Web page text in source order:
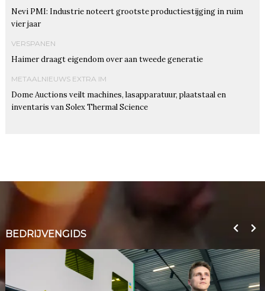
Nevi PMI: Industrie noteert grootste productiestijging in ruim
vier jaar
VERSPANEN
Haimer draagt eigendom over aan tweede generatie
METAALNIEUWS EXTRA IM
Dome Auctions veilt machines, lasapparatuur, plaatstaal en
inventaris van Solex Thermal Science
BEDRIJVENGIDS